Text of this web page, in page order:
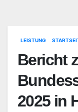
LEISTUNG
Bericht
2025 in